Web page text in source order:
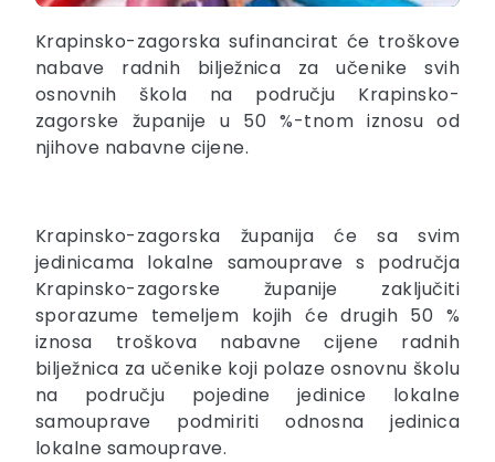
Krapinsko-zagorska sufinancirat će troškove
nabave radnih bilježnica za učenike svih
osnovnih škola na području Krapinsko-
zagorske županije u 50 %-tnom iznosu od
njihove nabavne cijene.
Krapinsko-zagorska županija će sa svim
jedinicama lokalne samouprave s područja
Krapinsko-zagorske županije zaključiti
sporazume temeljem kojih će drugih 50 %
iznosa troškova nabavne cijene radnih
bilježnica za učenike koji polaze osnovnu školu
na području pojedine jedinice lokalne
samouprave podmiriti odnosna jedinica
lokalne samouprave.